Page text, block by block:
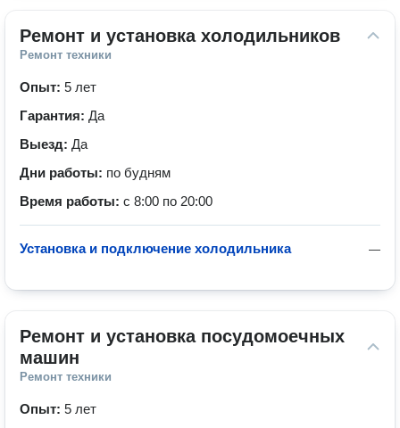
Ремонт и установка холодильников
Ремонт техники
Опыт: 5 лет
Гарантия: Да
Выезд: Да
Дни работы: по будням
Время работы: с 8:00 по 20:00
—
Установка и подключение холодильника
Ремонт и установка посудомоечных
машин
Ремонт техники
Опыт: 5 лет